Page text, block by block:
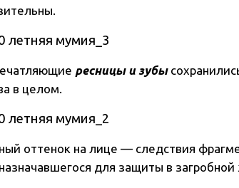
ресницы и зубы
в целом.
оттенок на лице — следствия
для защиты в загробной